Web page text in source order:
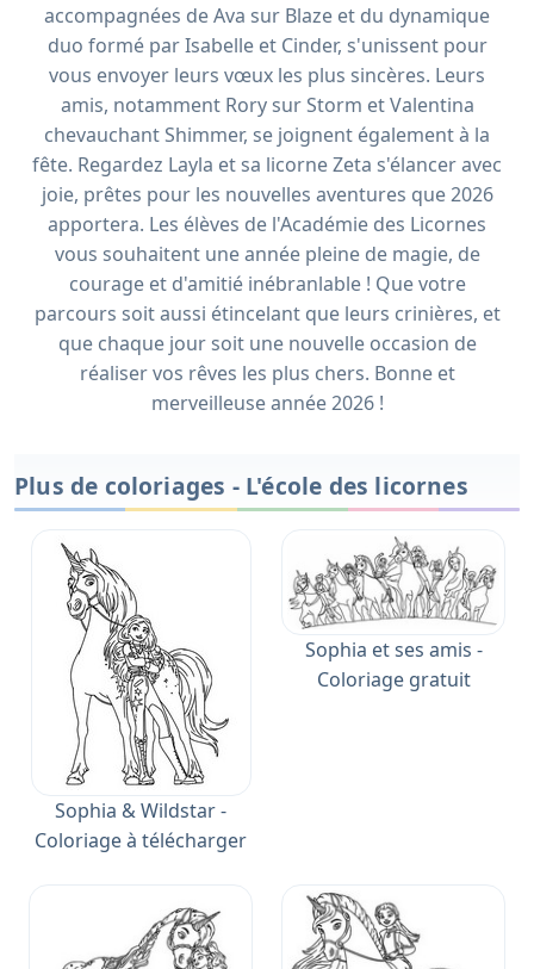
accompagnées de Ava sur Blaze et du dynamique
duo formé par Isabelle et Cinder, s'unissent pour
vous envoyer leurs vœux les plus sincères. Leurs
amis, notamment Rory sur Storm et Valentina
chevauchant Shimmer, se joignent également à la
fête. Regardez Layla et sa licorne Zeta s'élancer avec
joie, prêtes pour les nouvelles aventures que 2026
apportera. Les élèves de l'Académie des Licornes
vous souhaitent une année pleine de magie, de
courage et d'amitié inébranlable ! Que votre
parcours soit aussi étincelant que leurs crinières, et
que chaque jour soit une nouvelle occasion de
réaliser vos rêves les plus chers. Bonne et
merveilleuse année 2026 !
Plus de coloriages - L'école des licornes
Sophia & Wildstar -
Coloriage à télécharger
Sophia et ses amis -
Coloriage gratuit